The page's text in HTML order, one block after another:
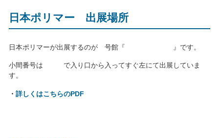
日本ポリマー 出展場所
日本ポリマーが出展するのが 号館『 』です。
小間番号は で入り口から入ってすぐ左にて出展していま
す。
・ 詳しくはこちらのPDF